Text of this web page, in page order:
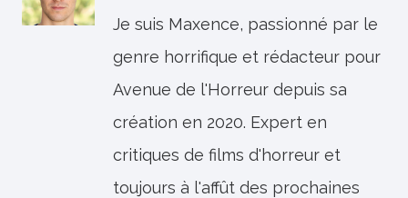
Je suis Maxence, passionné par le
genre horrifique et rédacteur pour
Avenue de l'Horreur depuis sa
création en 2020. Expert en
critiques de films d'horreur et
toujours à l'affût des prochaines